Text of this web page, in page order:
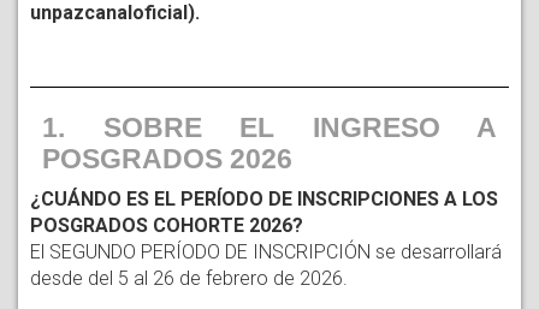
unpazcanaloficial).
1. SOBRE EL INGRESO A
POSGRADOS 2026
¿CUÁNDO ES EL PERÍODO DE INSCRIPCIONES A LOS
POSGRADOS COHORTE 2026?
El SEGUNDO PERÍODO DE INSCRIPCIÓN se desarrollará
desde del 5 al 26 de febrero de 2026.